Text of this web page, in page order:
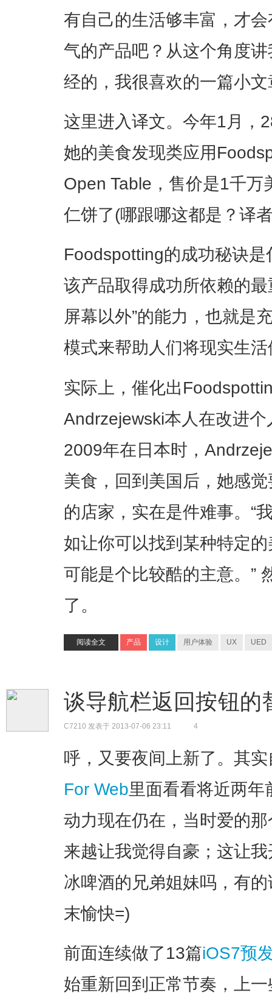
有自己的生活够丰富，才
气的产品吧？从这个角度
经的，我很喜欢的一篇小文
这里进入译文。今年1月，
她的美食发现类应用
Open Table，售价是1千
仁饼了(哪跟哪这都是？译
Foodspotting的成功秘诀
该产品取得成功所依赖的
屏幕以外”的能力，也就是
模式来帮助人们将现实生
实际上，催化出
Andrzejewski本人在改进
2009年在日本时，
美食，回到美国后，她感
的店家，实在是件难事。“
如让你可以找到某种特定
可能是个比较酷的主意。”
了。
阅读全文 产品 设计 用户体验 UX UED
谈导航栏返回按钮
C7210 发表于 2013-07-06 23:11 4
呼，又要夜间上新了。其
For Web里面看看将近两
动力现在仍在，当时爱的
来越让我觉得自豪；这让
冰啤酒的兄弟姐妹吗，有
末愉快=)
前面连续做了13篇iOS7预
始重新回到正常节奏，上